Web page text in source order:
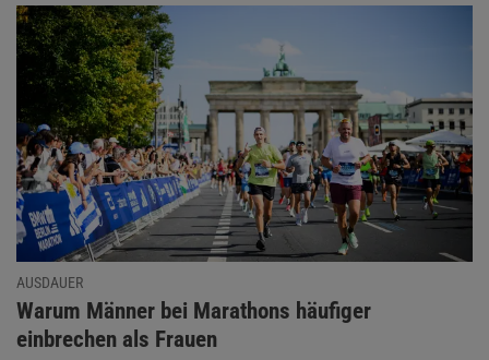
AUSDAUER
:
Warum Männer bei Marathons häufiger
einbrechen als Frauen